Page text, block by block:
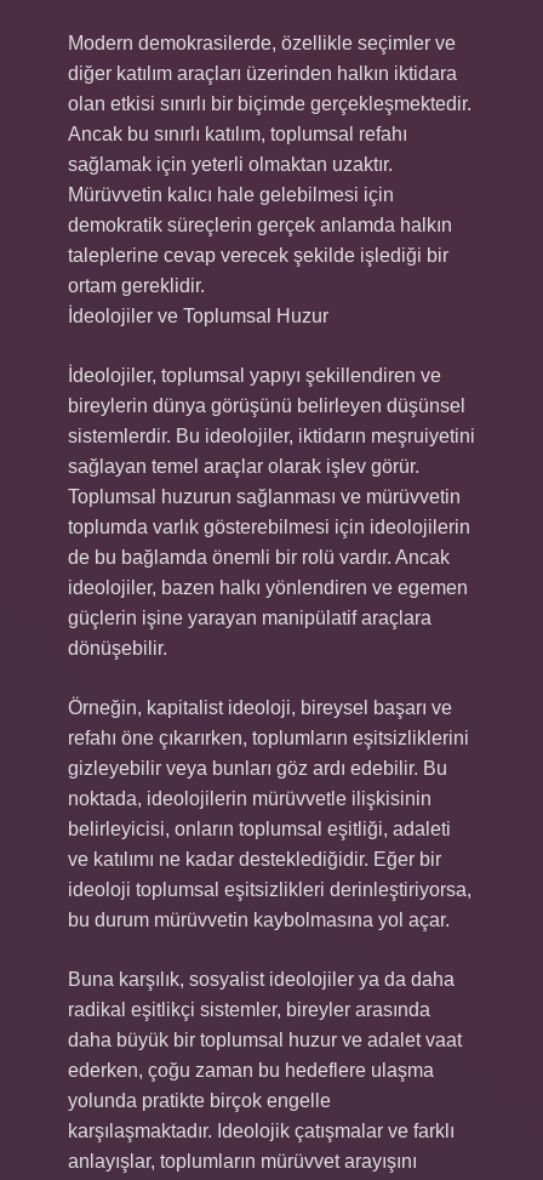
Modern demokrasilerde, özellikle seçimler ve
diğer katılım araçları üzerinden halkın iktidara
olan etkisi sınırlı bir biçimde gerçekleşmektedir.
Ancak bu sınırlı katılım, toplumsal refahı
sağlamak için yeterli olmaktan uzaktır.
Mürüvvetin kalıcı hale gelebilmesi için
demokratik süreçlerin gerçek anlamda halkın
taleplerine cevap verecek şekilde işlediği bir
ortam gereklidir.
İdeolojiler ve Toplumsal Huzur
İdeolojiler, toplumsal yapıyı şekillendiren ve
bireylerin dünya görüşünü belirleyen düşünsel
sistemlerdir. Bu ideolojiler, iktidarın meşruiyetini
sağlayan temel araçlar olarak işlev görür.
Toplumsal huzurun sağlanması ve mürüvvetin
toplumda varlık gösterebilmesi için ideolojilerin
de bu bağlamda önemli bir rolü vardır. Ancak
ideolojiler, bazen halkı yönlendiren ve egemen
güçlerin işine yarayan manipülatif araçlara
dönüşebilir.
Örneğin, kapitalist ideoloji, bireysel başarı ve
refahı öne çıkarırken, toplumların eşitsizliklerini
gizleyebilir veya bunları göz ardı edebilir. Bu
noktada, ideolojilerin mürüvvetle ilişkisinin
belirleyicisi, onların toplumsal eşitliği, adaleti
ve katılımı ne kadar desteklediğidir. Eğer bir
ideoloji toplumsal eşitsizlikleri derinleştiriyorsa,
bu durum mürüvvetin kaybolmasına yol açar.
Buna karşılık, sosyalist ideolojiler ya da daha
radikal eşitlikçi sistemler, bireyler arasında
daha büyük bir toplumsal huzur ve adalet vaat
ederken, çoğu zaman bu hedeflere ulaşma
yolunda pratikte birçok engelle
karşılaşmaktadır. Ideolojik çatışmalar ve farklı
anlayışlar, toplumların mürüvvet arayışını